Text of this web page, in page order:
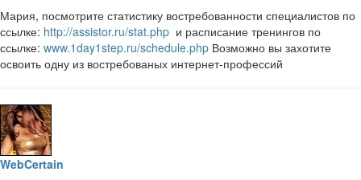
Мария, посмотрите статистику востребованности специалистов по
ссылке: http://assistor.ru/stat.php и расписание тренингов по
ссылке: www.1day1step.ru/schedule.php Возможно вы захотите
освоить одну из востребованых интернет-профессий
WebCertain